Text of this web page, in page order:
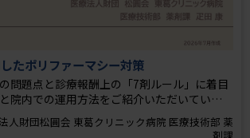
たポリファーマシー対策
財団松圓会 東葛クリニック病院 ​医療技術部 薬
問題点と診療報酬上の「7剤ルール」に着目
院内での運用方法をご紹介いただいていま